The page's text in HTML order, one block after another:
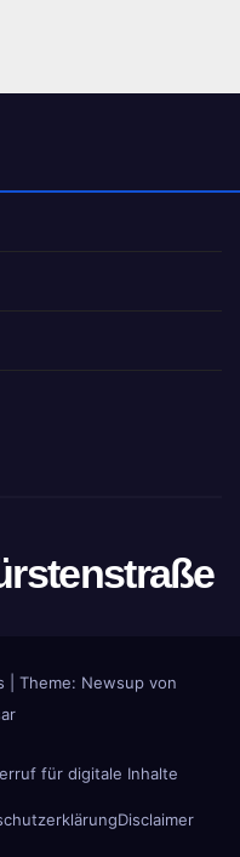
Theme: Newsup von
für digitale Inhalte
Disclaimer